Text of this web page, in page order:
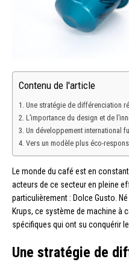
Contenu de l'article
Une stratégie de différenciation
L’importance du design et de
Un développement international
Vers un modèle plus éco-
Le monde du café est en
acteurs de ce secteur en pleine
particulièrement : Dolce Gusto.
Krups, ce système de machine
spécifiques qui ont su conquérir
Une stratégie de